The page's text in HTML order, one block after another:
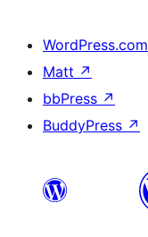
WordPress.com
Matt ↗
bbPress ↗
BuddyPress ↗